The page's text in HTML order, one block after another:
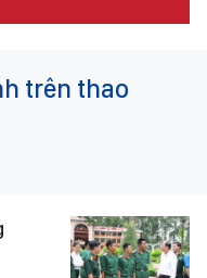
trên thao